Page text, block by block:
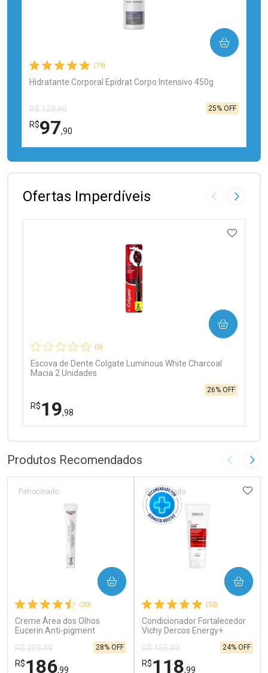
(79)
Hidratante Corporal Epidrat Corpo Intensivo 450g
R$ 129,90
R$97,90
25% OFF
COMPRAR
FECHAR
FECHAR
Ofertas Imperdíveis Imagem
(0)
Escova de Dente Colgate Luminous White Charcoal
Macia 2 Unidades
R$19,98
26% OFF
COMPRAR
Laboratório
Ativar Desconto
Comprar sem Desconto
Por Menos
Comprar sem Desconto
Produtos Recomendados Imagem
(20)
Creme Área dos Olhos
Eucerin Anti-pigment
Clareador de Olheiras 15ml
Patrocinado
R$ 259,99
R$186,99
28% OFF
COMPRAR
(53)
Condicionador Fortalecedor
Vichy Dercos Energy+
Patrocinado
R$ 155,99
R$118,99
24% OFF
COMPRAR